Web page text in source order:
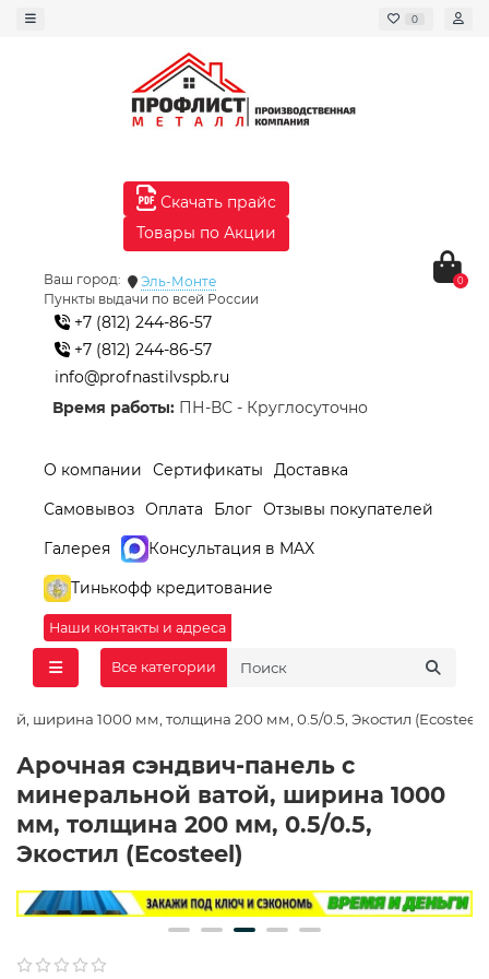
0
Скачать прайс
Товары по Акции
Ваш город:
Эль-Монте
Пункты выдачи по всей России
+7 (812) 244-86-57
+7 (812) 244-86-57
info@profnastilvspb.ru
Время работы: ПН-ВС - Круглосуточно
0
О компании Сертификаты
Доставка
Самовывоз Оплата Блог Отзывы покупателей
Галерея
Консультация в MAX
Тинькофф кредитование
Наши контакты и адреса
Все категории
ширина 1000 мм, толщина 200 мм, 0.5/0.5, Экостил (Ecosteel)
Арочная сэндвич-панель с
минеральной ватой, ширина 1000
мм, толщина 200 мм, 0.5/0.5,
Экостил (Ecosteel)